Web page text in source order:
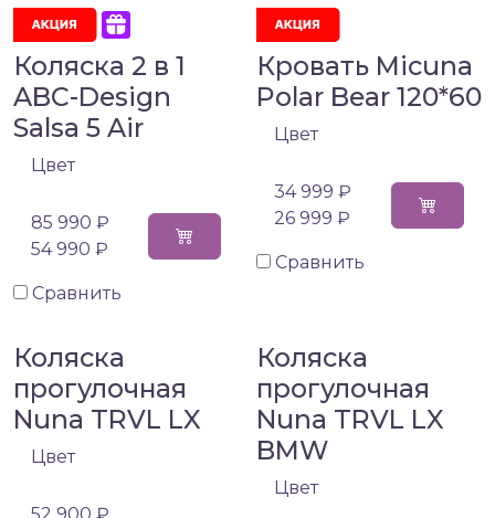
Коляска 2 в 1
ABC-Design
Salsa 5 Air
Цвет
85 990 ₽
54 990 ₽
Сравнить
Кровать Micuna
Polar Bear 120*60
Цвет
34 999 ₽
26 999 ₽
Сравнить
Коляска
прогулочная
Nuna TRVL LX
Цвет
Коляска
прогулочная
Nuna TRVL LX
BMW
Цвет